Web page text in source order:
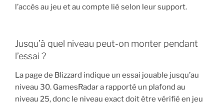
l’accès au jeu et au compte lié selon leur support.
Jusqu’à quel niveau peut-on monter pendant
l’essai ?
La page de Blizzard indique un essai jouable jusqu’au
niveau 30. GamesRadar a rapporté un plafond au
niveau 25, donc le niveau exact doit être vérifié en jeu